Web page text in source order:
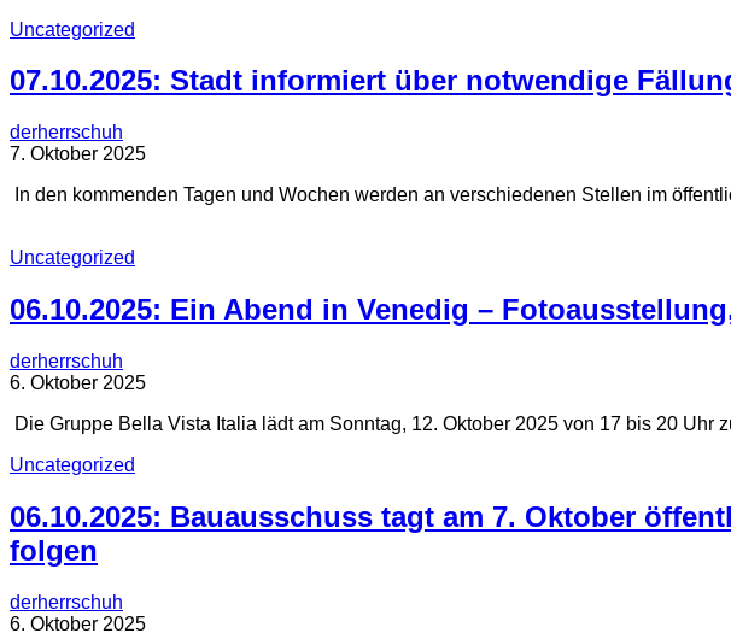
Uncategorized
07.10.2025: Stadt informiert über notwendige
derherrschuh
7. Oktober 2025
In den kommenden Tagen und Wochen werden an verschiedenen Stellen im
Uncategorized
06.10.2025: Ein Abend in Venedig –
derherrschuh
6. Oktober 2025
Die Gruppe Bella Vista Italia lädt am Sonntag, 12. Oktober 2025 von 17 bis 20 Uhr
Uncategorized
06.10.2025: Bauausschuss tagt am 7. Oktober
folgen
derherrschuh
6. Oktober 2025